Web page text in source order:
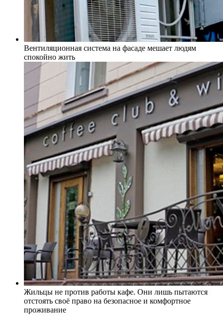
Вентиляционная система на фасаде мешает людям
спокойно жить
Жильцы не против работы кафе. Они лишь пытаются
отстоять своё право на безопасное и комфортное
проживание